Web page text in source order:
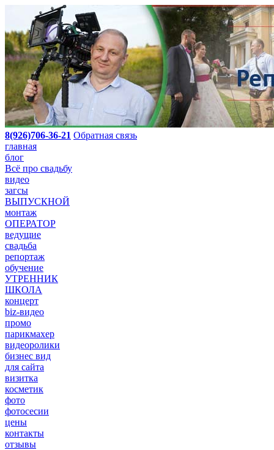
8(926)706-36-21 Обратная связь
главная
блог
Всё про свадьбу
видео
загсы
ВЫПУСКНОЙ
монтаж
ОПЕРАТОР
ведущие
свадьба
репортаж
обучение
УТРЕННИК
ШКОЛА
концерт
biz-видео
промо
парикмахер
видеоролики
бизнес вид
для сайта
визитка
косметик
фото
фотосесии
цены
контакты
отзывы